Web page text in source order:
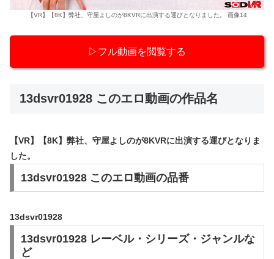
【VR】【8K】弊社、守屋よしのが8KVRに出演する運びとなりました。 画像14
▷フル動画を閲覧する
13dsvr01928 このエロ動画の作品名
【VR】【8K】弊社、守屋よしのが8KVRに出演する運びとなりま
した。
13dsvr01928 このエロ動画の品番
13dsvr01928
13dsvr01928 レーベル・シリーズ・ジャンルな
ど